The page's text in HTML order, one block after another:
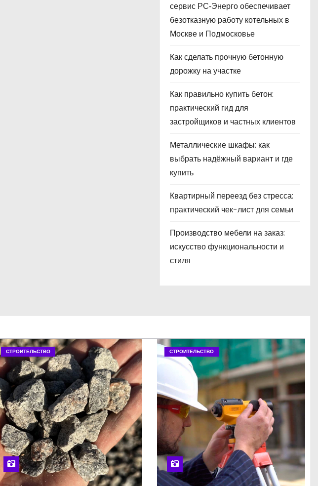
сервис РС‑Энерго обеспечивает
безотказную работу котельных в
Москве и Подмосковье
Как сделать прочную бетонную
дорожку на участке
Как правильно купить бетон:
практический гид для
застройщиков и частных клиентов
Металлические шкафы: как
выбрать надёжный вариант и где
купить
Квартирный переезд без стресса:
практический чек-лист для семьи
Производство мебели на заказ:
искусство функциональности и
стиля
СТРОИТЕЛЬСТВО СТРОИТЕЛЬСТВО